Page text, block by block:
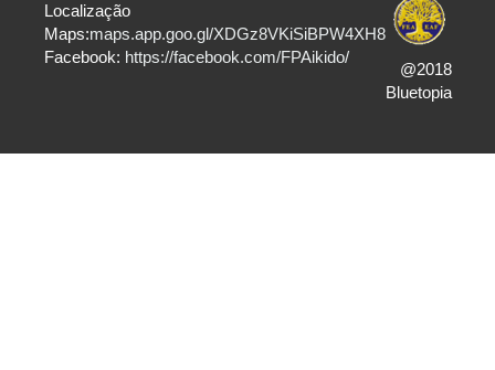
Localização
Maps:maps.app.goo.gl/XDGz8VKiSiBPW4XH8
Facebook: https://facebook.com/FPAikido/
@2018
Bluetopia